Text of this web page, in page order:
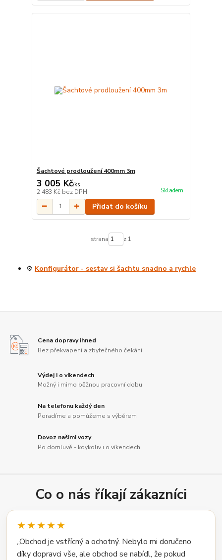
Šachtové prodloužení 400mm 3m
3 005 Kč/ks
2 483 Kč bez DPH Skladem
Přidat do košíku
strana z 1
⚙️ Konfigurátor - sestav si šachtu snadno a rychle
Cena dopravy ihned
Bez překvapení a zbytečného čekání
Výdej i o víkendech
Možný i mimo běžnou pracovní dobu
Na telefonu každý den
Poradíme a pomůžeme s výběrem
Dovoz našimi vozy
Po domluvě - kdykoliv i o víkendech
Co o nás říkají zákazníci
★★★★★
„Obchod je vstřícný a ochotný. Nebylo mi doručeno
díky dopravci vše, ale obchod se nabídl, že pokud